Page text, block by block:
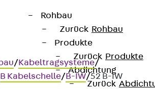
Rohbau
Zurück Rohbau
Produkte
Zurück Produkte
Abdichtung
Zurück
/Kabeltragsysteme/
B Kabelschelle/B-IW/52 B-IW